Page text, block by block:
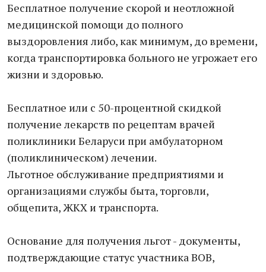
Бесплатное получение скорой и неотложной
медицинской помощи до полного
выздоровления либо, как минимум, до времени,
когда транспортировка больного не угрожает его
жизни и здоровью.
Бесплатное или с 50-процентной скидкой
получение лекарств по рецептам врачей
поликлиники Беларуси при амбулаторном
(поликлиническом) лечении.
Льготное обслуживание предприятиями и
организациями службы быта, торговли,
общепита, ЖКХ и транспорта.
Основание для получения льгот - документы,
подтверждающие статус участника ВОВ,